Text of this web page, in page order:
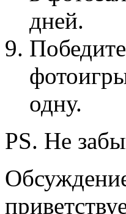
дней.
одну.
PS. Не